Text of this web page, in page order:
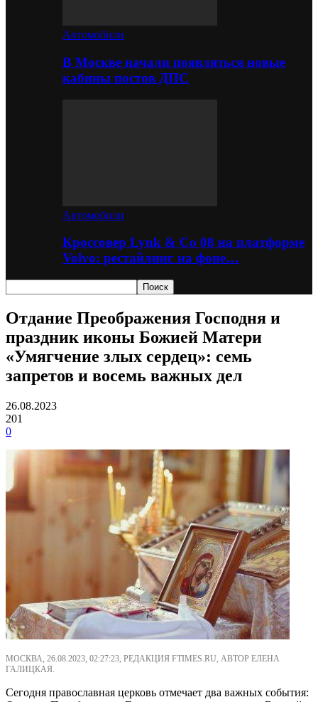
Автомобили
В Москве начали появляться новые
кабины постов ДПС
Автомобили
Кроссовер Lynk & Co 08 на платформе
Volvo: рестайлинг на фоне…
Отдание Преображения Господня и
праздник иконы Божией Матери
«Умягчение злых сердец»: семь
запретов и восемь важных дел
26.08.2023
201
0
МОСКВА, 26.08.2023, 02:27:23, РЕДАКЦИЯ FTIMES.RU, АВТОР ЕЛЕНА
ГАЛИЦКАЯ.
Сегодня православная церковь отмечает два важных события: